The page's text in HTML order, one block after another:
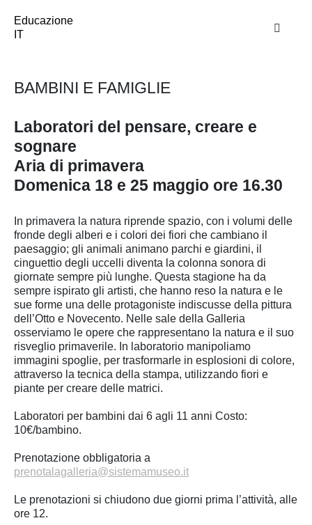
Educazione
IT
BAMBINI E FAMIGLIE
Laboratori del pensare, creare e
sognare
Aria di primavera
Domenica 18 e 25 maggio ore 16.30
In primavera la natura riprende spazio, con i volumi delle
fronde degli alberi e i colori dei fiori che cambiano il
paesaggio; gli animali animano parchi e giardini, il
cinguettio degli uccelli diventa la colonna sonora di
giornate sempre più lunghe. Questa stagione ha da
sempre ispirato gli artisti, che hanno reso la natura e le
sue forme una delle protagoniste indiscusse della pittura
dell’Otto e Novecento. Nelle sale della Galleria
osserviamo le opere che rappresentano la natura e il suo
risveglio primaverile. In laboratorio manipoliamo
immagini spoglie, per trasformarle in esplosioni di colore,
attraverso la tecnica della stampa, utilizzando fiori e
piante per creare delle matrici.
Laboratori per bambini dai 6 agli 11 anni Costo:
10€/bambino.
Prenotazione obbligatoria a
prenotalagalleria@sistemamuseo.it
Le prenotazioni si chiudono due giorni prima l’attività, alle
ore 12.